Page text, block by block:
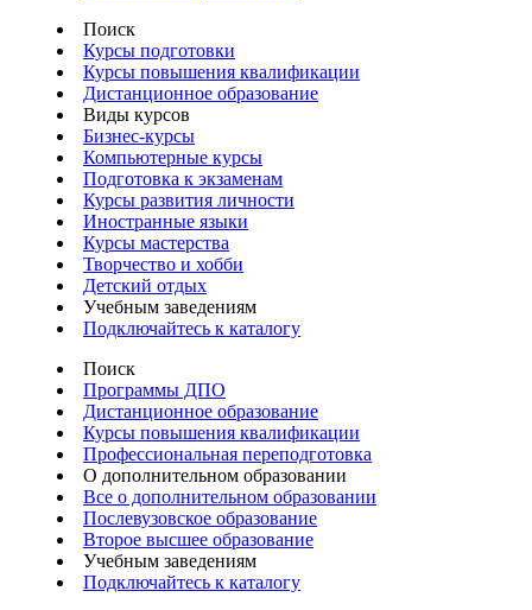
Поиск
Курсы подготовки
Курсы повышения квалификации
Дистанционное образование
Виды курсов
Бизнес-курсы
Компьютерные курсы
Подготовка к экзаменам
Курсы развития личности
Иностранные языки
Курсы мастерства
Творчество и хобби
Детский отдых
Учебным заведениям
Подключайтесь к каталогу
Поиск
Программы ДПО
Дистанционное образование
Курсы повышения квалификации
Профессиональная переподготовка
О дополнительном образовании
Все о дополнительном образовании
Послевузовское образование
Второе высшее образование
Учебным заведениям
Подключайтесь к каталогу